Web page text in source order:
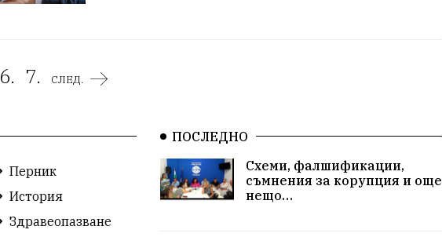
6. 7. СЛЕД.
Перник
История
Здравеопазване
ПОСЛЕДНО
Схеми, фалшификации,
съмнения за корупция и още
нещо…